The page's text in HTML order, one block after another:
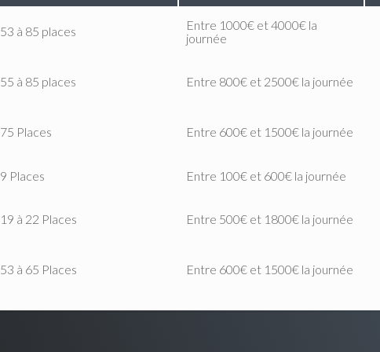
53 à 85 places
Entre 1000€ et 4000€ la
journée
55 à 85 places Entre 800€ et 2500€ la journée
75 Places Entre 600€ et 1500€ la journée
9 Places Entre 100€ et 600€ la journée
19 à 22 Places Entre 500€ et 1800€ la journée
53 à 65 Places Entre 600€ et 1500€ la journée